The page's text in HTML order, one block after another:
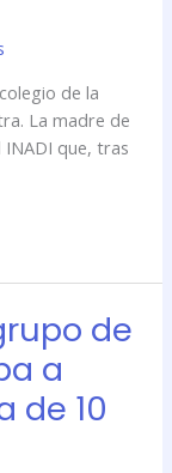
de la
La madre de
INADI que, tras
de
a
de 10